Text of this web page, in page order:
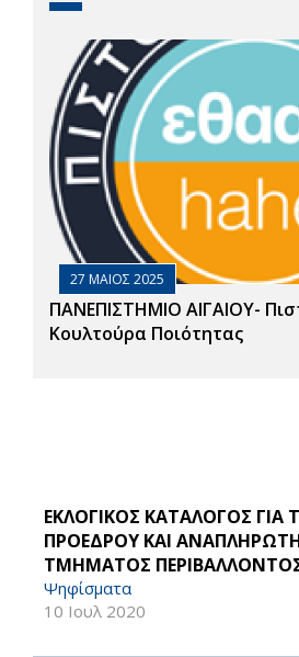
27 ΜΑΙΟΣ 2025
ΠΑΝΕΠΙΣΤΗΜΙΟ ΑΙΓΑΙΟΥ-
Κουλτούρα Ποιότητας
ΕΚΛΟΓΙΚΟΣ ΚΑΤΑΛΟΓΟΣ ΓΙΑ
ΠΡΟΕΔΡΟΥ ΚΑΙ
ΤΜΗΜΑΤΟΣ
Ψηφίσματα
10 Ιουλ 2020